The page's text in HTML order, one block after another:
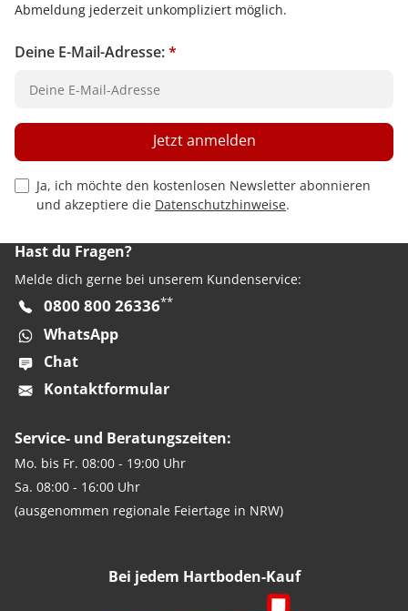
Abmeldung jederzeit unkompliziert möglich.
Deine E-Mail-Adresse:*
Privacy Policy Checkbox
Ja, ich möchte den kostenlosen Newsletter abonnieren
und akzeptiere die Datenschutzhinweise.
Jetzt anmelden
Hast du Fragen?
Melde dich gerne bei unserem Kundenservice:
0800 800 26336**
WhatsApp
Chat
Kontaktformular
Service- und Beratungszeiten:
Mo. bis Fr. 08:00 - 19:00 Uhr
Sa. 08:00 - 16:00 Uhr
(ausgenommen regionale Feiertage in NRW)
Bei jedem Hartboden-Kauf